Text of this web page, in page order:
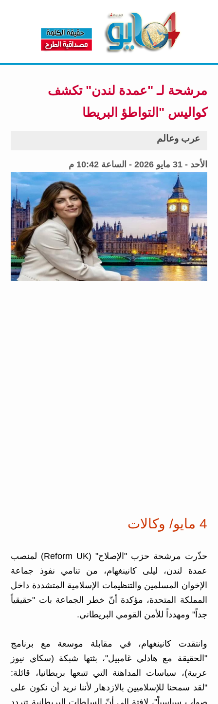
مرشحة لـ "عمدة لندن" تكشف
كواليس "التواطؤ البريطا
عرب وعالم
الأحد - 31 مايو 2026 - الساعة 10:42 م
4 مايو/ وكالات
حذّرت مرشحة حزب "الإصلاح" (Reform UK) لمنصب
عمدة لندن، ليلى كانينغهام، من تنامي نفوذ جماعة
الإخوان المسلمين والتنظيمات الإسلامية المتشددة داخل
المملكة المتحدة، مؤكدة أنّ خطر الجماعة بات "حقيقياً
جداً" ومهدداً للأمن القومي البريطاني.
وانتقدت كانينغهام، في مقابلة موسعة مع برنامج
"الحقيقة مع هادلي غامبيل"، بثتها شبكة (سكاي نيوز
عربية)، سياسات المداهنة التي تتبعها بريطانيا، قائلة:
"لقد سمحنا للإسلاميين بالازدهار لأننا نريد أن نكون على